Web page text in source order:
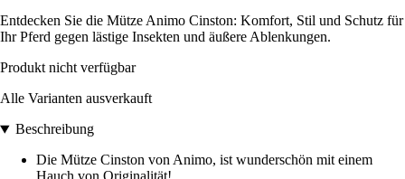
Entdecken Sie die Mütze Animo Cinston: Komfort, Stil und Schutz für
Ihr Pferd gegen lästige Insekten und äußere Ablenkungen.
Produkt nicht verfügbar
Alle Varianten ausverkauft
Beschreibung
Die Mütze Cinston von Animo, ist wunderschön mit einem